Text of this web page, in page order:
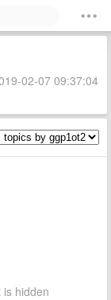
02-07 09:37:04
hidden